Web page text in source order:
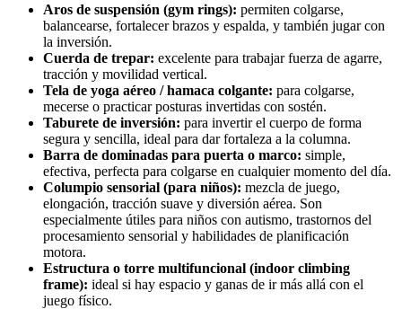
Aros de suspensión (gym rings): permiten colgarse,
balancearse, fortalecer brazos y espalda, y también jugar con
la inversión.
Cuerda de trepar: excelente para trabajar fuerza de agarre,
tracción y movilidad vertical.
Tela de yoga aéreo / hamaca colgante: para colgarse,
mecerse o practicar posturas invertidas con sostén.
Taburete de inversión: para invertir el cuerpo de forma
segura y sencilla, ideal para dar fortaleza a la columna.
Barra de dominadas para puerta o marco: simple,
efectiva, perfecta para colgarse en cualquier momento del día.
Columpio sensorial (para niños): mezcla de juego,
elongación, tracción suave y diversión aérea. Son
especialmente útiles para niños con autismo, trastornos del
procesamiento sensorial y habilidades de planificación
motora.
Estructura o torre multifuncional (indoor climbing
frame): ideal si hay espacio y ganas de ir más allá con el
juego físico.